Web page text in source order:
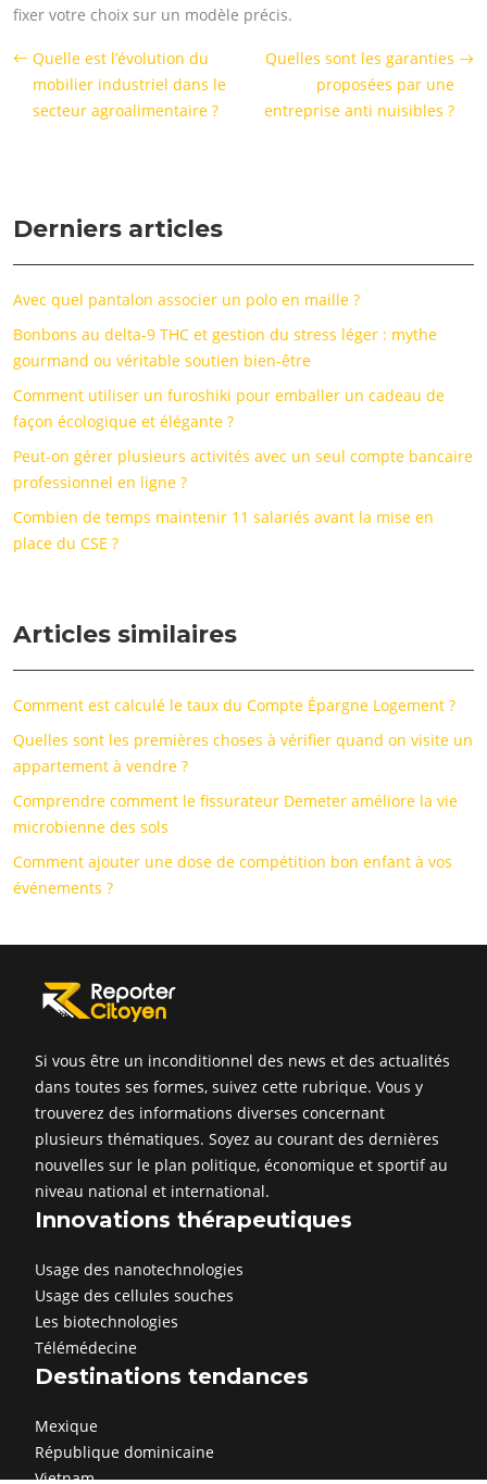
fixer votre choix sur un modèle précis.
Quelle est l’évolution du
mobilier industriel dans le
secteur agroalimentaire ?
Quelles sont les garanties
proposées par une
entreprise anti nuisibles ?
Derniers articles
Avec quel pantalon associer un polo en maille ?
Bonbons au delta-9 THC et gestion du stress léger : mythe
gourmand ou véritable soutien bien-être
Comment utiliser un furoshiki pour emballer un cadeau de
façon écologique et élégante ?
Peut-on gérer plusieurs activités avec un seul compte bancaire
professionnel en ligne ?
Combien de temps maintenir 11 salariés avant la mise en
place du CSE ?
Articles similaires
Comment est calculé le taux du Compte Épargne Logement ?
Quelles sont les premières choses à vérifier quand on visite un
appartement à vendre ?
Comprendre comment le fissurateur Demeter améliore la vie
microbienne des sols
Comment ajouter une dose de compétition bon enfant à vos
événements ?
Si vous être un inconditionnel des news et des actualités
dans toutes ses formes, suivez cette rubrique. Vous y
trouverez des informations diverses concernant
plusieurs thématiques. Soyez au courant des dernières
nouvelles sur le plan politique, économique et sportif au
niveau national et international.
Innovations thérapeutiques
Usage des nanotechnologies
Usage des cellules souches
Les biotechnologies
Télémédecine
Destinations tendances
Mexique
République dominicaine
Vietnam